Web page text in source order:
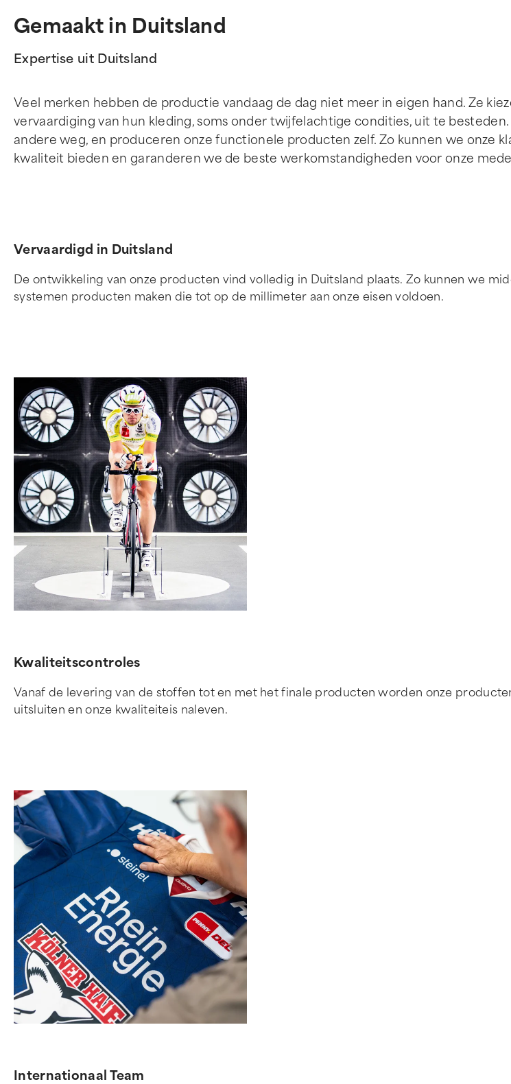
Gemaakt in Duitsland
Expertise uit Duitsland
Veel merken hebben de productie vandaag de dag niet meer in eigen hand. Ze
vervaardiging van hun kleding, soms onder twijfelachtige condities, uit te
andere weg, en produceren onze functionele producten zelf. Zo kunnen we onze
kwaliteit bieden en garanderen we de beste werkomstandigheden voor onze
Vervaardigd in Duitsland
De ontwikkeling van onze producten vind volledig in Duitsland plaats. Zo kunnen we
systemen producten maken die tot op de millimeter aan onze eisen voldoen.
Kwaliteitscontroles
Vanaf de levering van de stoffen tot en met het finale producten worden onze
uitsluiten en onze kwaliteiteis naleven.
Internationaal Team